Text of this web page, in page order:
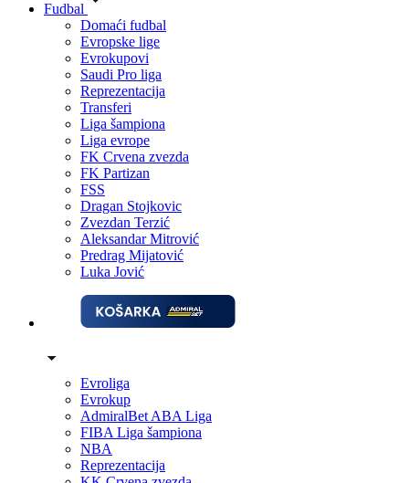
Fudbal
Domaći fudbal
Evropske lige
Evrokupovi
Saudi Pro liga
Reprezentacija
Transferi
Liga šampiona
Liga evrope
FK Crvena zvezda
FK Partizan
FSS
Dragan Stojkovic
Zvezdan Terzić
Aleksandar Mitrović
Predrag Mijatović
Luka Jović
Evroliga
Evrokup
AdmiralBet ABA Liga
FIBA Liga šampiona
NBA
Reprezentacija